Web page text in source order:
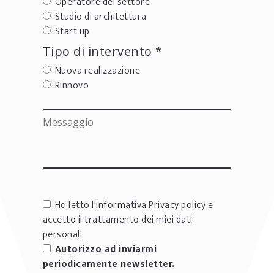
Studio di architettura
Start up
Tipo di intervento *
Nuova realizzazione
Rinnovo
Ho letto l'informativaPrivacy policye
accetto il trattamento dei miei dati
personali
Autorizzo ad inviarmi
periodicamente newsletter.